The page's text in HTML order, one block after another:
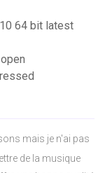
64 bit latest
mais je n'ai pas
de la musique